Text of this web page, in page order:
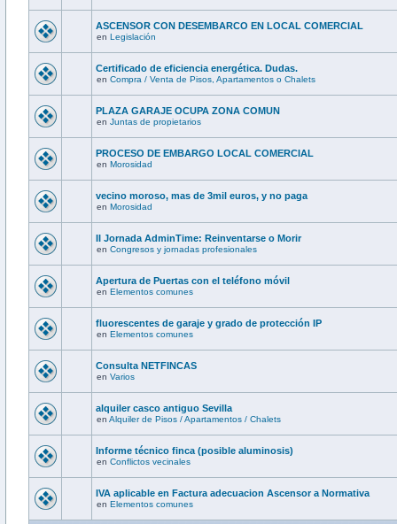
ASCENSOR CON DESEMBARCO EN LOCAL COMERCIAL
en Legislación
Certificado de eficiencia energética. Dudas.
en Compra / Venta de Pisos, Apartamentos o Chalets
PLAZA GARAJE OCUPA ZONA COMUN
en Juntas de propietarios
PROCESO DE EMBARGO LOCAL COMERCIAL
en Morosidad
vecino moroso, mas de 3mil euros, y no paga
en Morosidad
II Jornada AdminTime: Reinventarse o Morir
en Congresos y jornadas profesionales
Apertura de Puertas con el teléfono móvil
en Elementos comunes
fluorescentes de garaje y grado de protección IP
en Elementos comunes
Consulta NETFINCAS
en Varios
alquiler casco antiguo Sevilla
en Alquiler de Pisos / Apartamentos / Chalets
Informe técnico finca (posible aluminosis)
en Conflictos vecinales
IVA aplicable en Factura adecuacion Ascensor a Normativa
en Elementos comunes